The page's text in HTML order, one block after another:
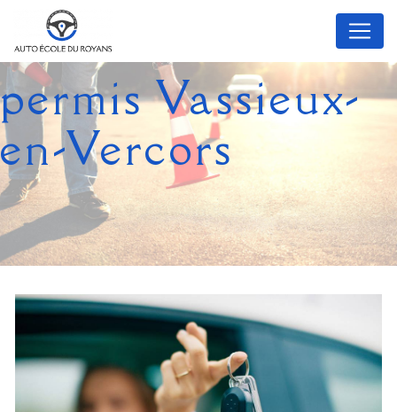
permis Vassieux-
en-Vercors
Panneau de gestion des cookies